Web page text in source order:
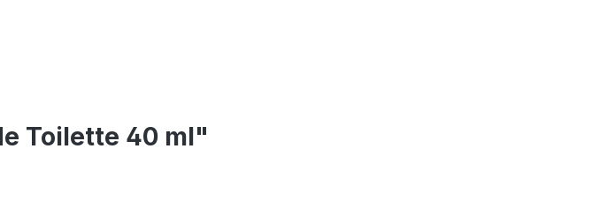
Toilette 40 ml"